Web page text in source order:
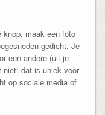
knop, maak een foto
gedicht. Je
een andere (uit je
niet: dat is uniek voor
op sociale media of